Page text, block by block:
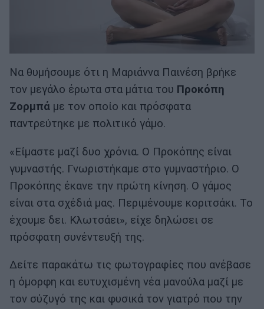
Να θυμήσουμε ότι η Μαριάννα Παινέση βρήκε
τον μεγάλο έρωτα στα μάτια του Προκόπη
Ζορμπά με τον οποίο και πρόσφατα
παντρεύτηκε με πολιτικό γάμο.
«Είμαστε μαζί δυο χρόνια. Ο Προκόπης είναι
γυμναστής. Γνωριστήκαμε στο γυμναστήριο. Ο
Προκόπης έκανε την πρώτη κίνηση. Ο γάμος
είναι στα σχέδιά μας. Περιμένουμε κοριτσάκι. Το
έχουμε δει. Κλωτσάει», είχε δηλώσει σε
πρόσφατη συνέντευξή της.
Δείτε παρακάτω τις φωτογραφίες που ανέβασε
η όμορφη και ευτυχισμένη νέα μανούλα μαζί με
τον σύζυγό της και φυσικά τον γιατρό που την